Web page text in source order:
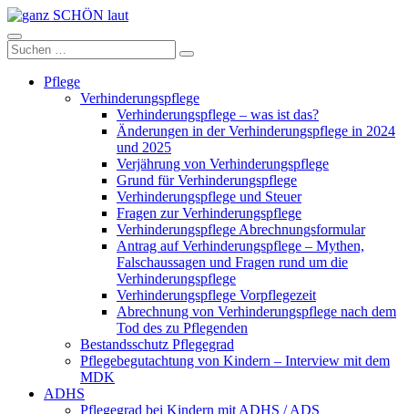
Zum
Inhalt
springen
ganz
SCHÖN
Suchen
nach:
Suchen
Pflege
Verhinderungspflege
Verhinderungspflege – was ist das?
Änderungen in der Verhinderungspflege in 2024
und 2025
Verjährung von Verhinderungspflege
Grund für Verhinderungspflege
Verhinderungspflege und Steuer
Fragen zur Verhinderungspflege
Verhinderungspflege Abrechnungsformular
Antrag auf Verhinderungspflege – Mythen,
Falschaussagen und Fragen rund um die
Verhinderungspflege
Verhinderungspflege Vorpflegezeit
Abrechnung von Verhinderungspflege nach dem
Tod des zu Pflegenden
Bestandsschutz Pflegegrad
Pflegebegutachtung von Kindern – Interview mit dem
MDK
ADHS
Pflegegrad bei Kindern mit ADHS / ADS